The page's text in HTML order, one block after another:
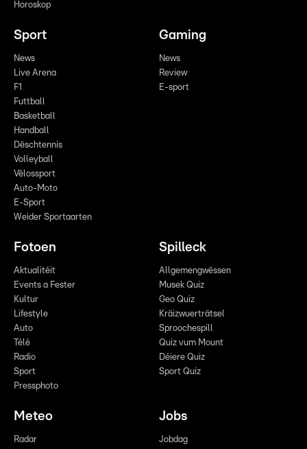
Horoskop
Sport
News
Live Arena
F1
Futtball
Basketball
Handball
Dëschtennis
Volleyball
Vëlossport
Auto-Moto
E-Sport
Weider Sportaarten
Gaming
News
Review
E-sport
Fotoen
Aktualitéit
Events a Fester
Kultur
Lifestyle
Auto
Télé
Radio
Sport
Pressphoto
Spilleck
Allgemengwëssen
Musek Quiz
Geo Quiz
Kräizwuerträtsel
Sproochespill
Quiz vum Mount
Déiere Quiz
Sport Quiz
Meteo
Radar
Jobs
Jobdag